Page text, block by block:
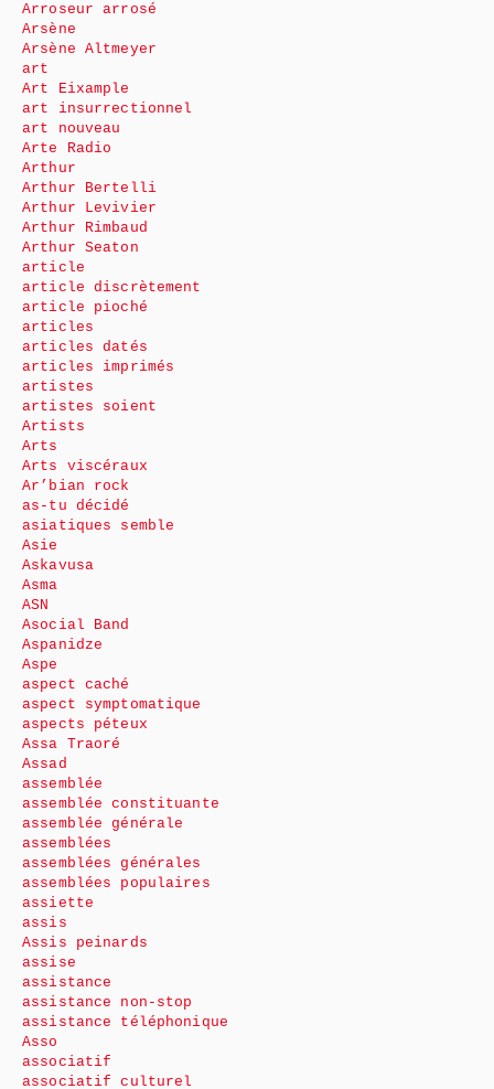
Arroseur arrosé
Arsène
Arsène Altmeyer
art
Art Eixample
art insurrectionnel
art nouveau
Arte Radio
Arthur
Arthur Bertelli
Arthur Levivier
Arthur Rimbaud
Arthur Seaton
article
article discrètement
article pioché
articles
articles datés
articles imprimés
artistes
artistes soient
Artists
Arts
Arts viscéraux
Ar’bian rock
as-tu décidé
asiatiques semble
Asie
Askavusa
Asma
ASN
Asocial Band
Aspanidze
Aspe
aspect caché
aspect symptomatique
aspects péteux
Assa Traoré
Assad
assemblée
assemblée constituante
assemblée générale
assemblées
assemblées générales
assemblées populaires
assiette
assis
Assis peinards
assise
assistance
assistance non-stop
assistance téléphonique
Asso
associatif
associatif culturel